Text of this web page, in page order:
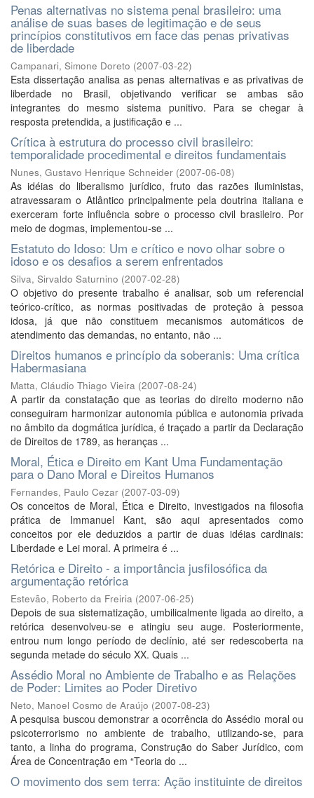
Penas alternativas no sistema penal brasileiro: uma
análise de suas bases de legitimação e de seus
princípios constitutivos em face das penas privativas
de liberdade
Campanari, Simone Doreto (2007-03-22)
Esta dissertação analisa as penas alternativas e as privativas de
liberdade no Brasil, objetivando verificar se ambas são
integrantes do mesmo sistema punitivo. Para se chegar à
resposta pretendida, a justificação e ...
Crítica à estrutura do processo civil brasileiro:
temporalidade procedimental e direitos fundamentais
Nunes, Gustavo Henrique Schneider (2007-06-08)
As idéias do liberalismo jurídico, fruto das razões iluministas,
atravessaram o Atlântico principalmente pela doutrina italiana e
exerceram forte influência sobre o processo civil brasileiro. Por
meio de dogmas, implementou-se ...
Estatuto do Idoso: Um e crítico e novo olhar sobre o
idoso e os desafios a serem enfrentados
Silva, Sirvaldo Saturnino (2007-02-28)
O objetivo do presente trabalho é analisar, sob um referencial
teórico-crítico, as normas positivadas de proteção à pessoa
idosa, já que não constituem mecanismos automáticos de
atendimento das demandas, no entanto, não ...
Direitos humanos e princípio da soberanis: Uma crítica
Habermasiana
Matta, Cláudio Thiago Vieira (2007-08-24)
A partir da constatação que as teorias do direito moderno não
conseguiram harmonizar autonomia pública e autonomia privada
no âmbito da dogmática jurídica, é traçado a partir da Declaração
de Direitos de 1789, as heranças ...
Moral, Ética e Direito em Kant Uma Fundamentação
para o Dano Moral e Direitos Humanos
Fernandes, Paulo Cezar (2007-03-09)
Os conceitos de Moral, Ética e Direito, investigados na filosofia
prática de Immanuel Kant, são aqui apresentados como
conceitos por ele deduzidos a partir de duas idéias cardinais:
Liberdade e Lei moral. A primeira é ...
Retórica e Direito - a importância jusfilosófica da
argumentação retórica
Estevão, Roberto da Freiria (2007-06-25)
Depois de sua sistematização, umbilicalmente ligada ao direito, a
retórica desenvolveu-se e atingiu seu auge. Posteriormente,
entrou num longo período de declínio, até ser redescoberta na
segunda metade do século XX. Quais ...
Assédio Moral no Ambiente de Trabalho e as Relações
de Poder: Limites ao Poder Diretivo
Neto, Manoel Cosmo de Araújo (2007-08-23)
A pesquisa buscou demonstrar a ocorrência do Assédio moral ou
psicoterrorismo no ambiente de trabalho, utilizando-se, para
tanto, a linha do programa, Construção do Saber Jurídico, com
Área de Concentração em “Teoria do ...
O movimento dos sem terra: Ação instituinte de direitos